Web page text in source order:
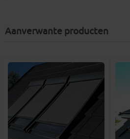
Aanverwante producten